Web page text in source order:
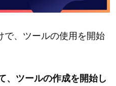
で、ツールの使用を開始
、ツールの作成を開始し